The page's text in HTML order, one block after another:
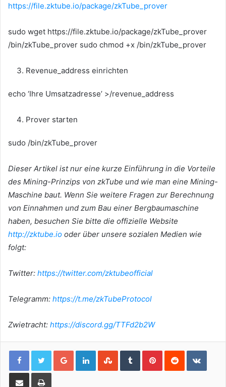
https://file.zktube.io/package/zkTube_prover
sudo wget https://file.zktube.io/package/zkTube_prover
/bin/zkTube_prover sudo chmod +x /bin/zkTube_prover
Revenue_address einrichten
echo ‘Ihre Umsatzadresse’ >/revenue_address
Prover starten
sudo /bin/zkTube_prover
Dieser Artikel ist nur eine kurze Einführung in die Vorteile
des Mining-Prinzips von zkTube und wie man eine Mining-
Maschine baut. Wenn Sie weitere Fragen zur Berechnung
von Einnahmen und zum Bau einer Bergbaumaschine
haben, besuchen Sie bitte die offizielle Website
http://zktube.io oder über unsere sozialen Medien wie
folgt:
Twitter: https://twitter.com/zktubeofficial
Telegramm: https://t.me/zkTubeProtocol
Zwietracht: https://discord.gg/TTFd2b2W
Google+LinkedInStumbleUpon
TumblrPinterestReddit
Share via Email Print